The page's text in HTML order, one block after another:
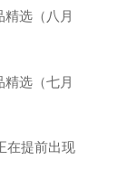
选（八月
选（七月
在提前出现